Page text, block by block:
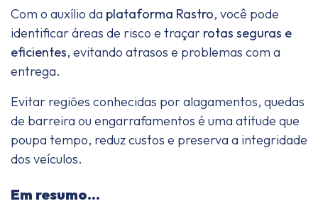
Com o auxílio da plataforma Rastro, você pode
identificar áreas de risco e traçar rotas seguras e
eficientes, evitando atrasos e problemas com a
entrega.
Evitar regiões conhecidas por alagamentos, quedas
de barreira ou engarrafamentos é uma atitude que
poupa tempo, reduz custos e preserva a integridade
dos veículos.
Em resumo...